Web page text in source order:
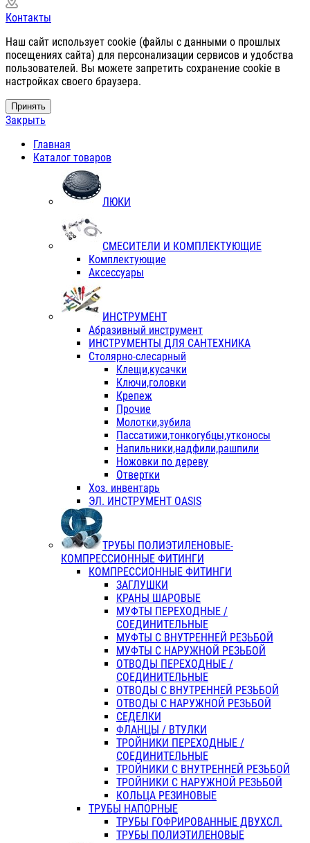
Контакты
Наш сайт использует cookie (файлы с данными о прошлых
посещениях сайта) для персонализации сервисов и удобства
пользователей. Вы можете запретить сохранение cookie в
настройках своего браузера.
Принять
Закрыть
Главная
Каталог товаров
ЛЮКИ
СМЕСИТЕЛИ И КОМПЛЕКТУЮЩИЕ
Комплектующие
Аксессуары
ИНСТРУМЕНТ
Абразивный инструмент
ИНСТРУМЕНТЫ ДЛЯ САНТЕХНИКА
Столярно-слесарный
Клещи,кусачки
Ключи,головки
Крепеж
Прочие
Молотки,зубила
Пассатижи,тонкогубцы,утконосы
Напильники,надфили,рашпили
Ножовки по дереву
Отвертки
Хоз. инвентарь
ЭЛ. ИНСТРУМЕНТ OASIS
ТРУБЫ ПОЛИЭТИЛЕНОВЫЕ-
КОМПРЕССИОННЫЕ ФИТИНГИ
КОМПРЕССИОННЫЕ ФИТИНГИ
ЗАГЛУШКИ
КРАНЫ ШАРОВЫЕ
МУФТЫ ПЕРЕХОДНЫЕ /
СОЕДИНИТЕЛЬНЫЕ
МУФТЫ С ВНУТРЕННЕЙ РЕЗЬБОЙ
МУФТЫ С НАРУЖНОЙ РЕЗЬБОЙ
ОТВОДЫ ПЕРЕХОДНЫЕ /
СОЕДИНИТЕЛЬНЫЕ
ОТВОДЫ С ВНУТРЕННЕЙ РЕЗЬБОЙ
ОТВОДЫ С НАРУЖНОЙ РЕЗЬБОЙ
СЕДЕЛКИ
ФЛАНЦЫ / ВТУЛКИ
ТРОЙНИКИ ПЕРЕХОДНЫЕ /
СОЕДИНИТЕЛЬНЫЕ
ТРОЙНИКИ С ВНУТРЕННЕЙ РЕЗЬБОЙ
ТРОЙНИКИ С НАРУЖНОЙ РЕЗЬБОЙ
КОЛЬЦА РЕЗИНОВЫЕ
ТРУБЫ НАПОРНЫЕ
ТРУБЫ ГОФРИРОВАННЫЕ ДВУХСЛ.
ТРУБЫ ПОЛИЭТИЛЕНОВЫЕ